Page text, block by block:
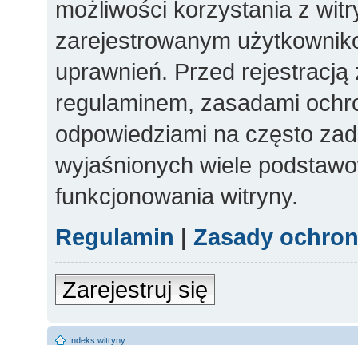
możliwości korzystania z
zarejestrowanym
uprawnień. Przed
regulaminem, zasadami
odpowiedziami na często
wyjaśnionych wiele
funkcjonowania witryny.
Regulamin | Zasady
Zarejestruj się
Indeks witryny